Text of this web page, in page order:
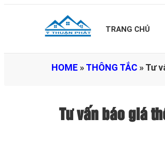
TRANG CHỦ
HOME »THÔNG TẮC »Tư
Tư vấn báo giá